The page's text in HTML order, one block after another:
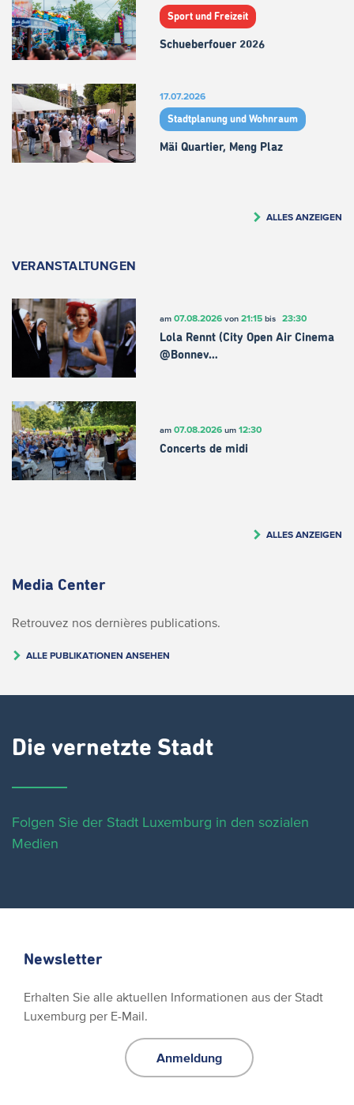
Sport und Freizeit
Schueberfouer 2026
17.07.2026
Stadtplanung und Wohnraum
Mäi Quartier, Meng Plaz
ALLES ANZEIGEN
VERANSTALTUNGEN
am 07.08.2026von 21:15bis 23:30
Lola Rennt (City Open Air Cinema
@Bonnev…
am 07.08.2026um 12:30
Concerts de midi
ALLES ANZEIGEN
Media Center
Retrouvez nos dernières publications.
ALLE PUBLIKATIONEN ANSEHEN
Die vernetzte Stadt
Folgen Sie der Stadt Luxemburg in den sozialen
Medien
Newsletter
Erhalten Sie alle aktuellen Informationen aus der Stadt
Luxemburg per E-Mail.
Anmeldung